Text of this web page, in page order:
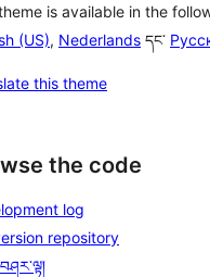
is available in the
(US), Nederlands དང་
this theme
the code
log
repository